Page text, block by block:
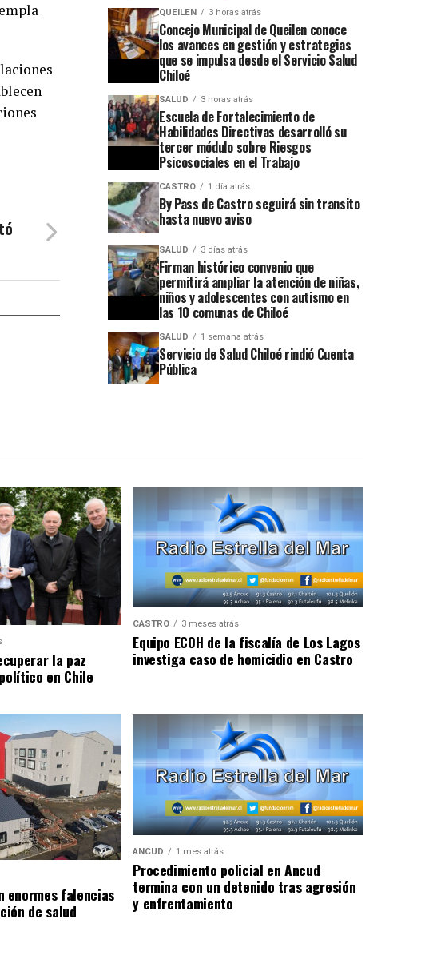
QUEILEN 3 horas atrás
Concejo Municipal de Queilen conoce
los avances en gestión y estrategias
que se impulsa desde el Servicio Salud
Chiloé
SALUD 3 horas atrás
Escuela de Fortalecimiento de
Habilidades Directivas desarrolló su
tercer módulo sobre Riesgos
Psicosociales en el Trabajo
CASTRO 1 día atrás
By Pass de Castro seguirá sin transito
hasta nuevo aviso
SALUD 3 días atrás
Firman histórico convenio que
permitirá ampliar la atención de niñas,
niños y adolescentes con autismo en
las 10 comunas de Chiloé
SALUD 1 semana atrás
Servicio de Salud Chiloé rindió Cuenta
Pública
la paz
en Chile
CASTRO 3 meses atrás
Equipo ECOH de la fiscalía de Los Lagos
investiga caso de homicidio en Castro
enormes falencias
de salud
ANCUD 1 mes atrás
Procedimiento policial en Ancud
termina con un detenido tras agresión
y enfrentamiento